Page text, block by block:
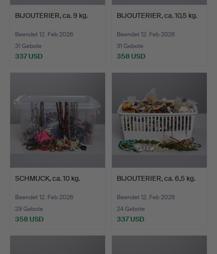
BIJOUTERIER, ca. 9 kg.
Beendet 12. Feb 2026
31 Gebote
337 USD
BIJOUTERIER, ca. 10,5 kg.
Beendet 12. Feb 2026
31 Gebote
358 USD
SCHMUCK, ca. 10 kg.
Beendet 12. Feb 2026
29 Gebote
358 USD
BIJOUTERIER, ca. 6,5 kg.
Beendet 12. Feb 2026
24 Gebote
337 USD